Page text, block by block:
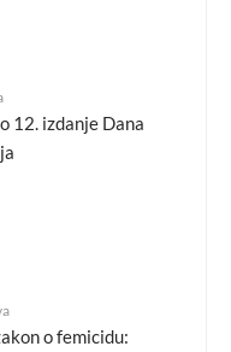
12. izdanje Dana
o femicidu: